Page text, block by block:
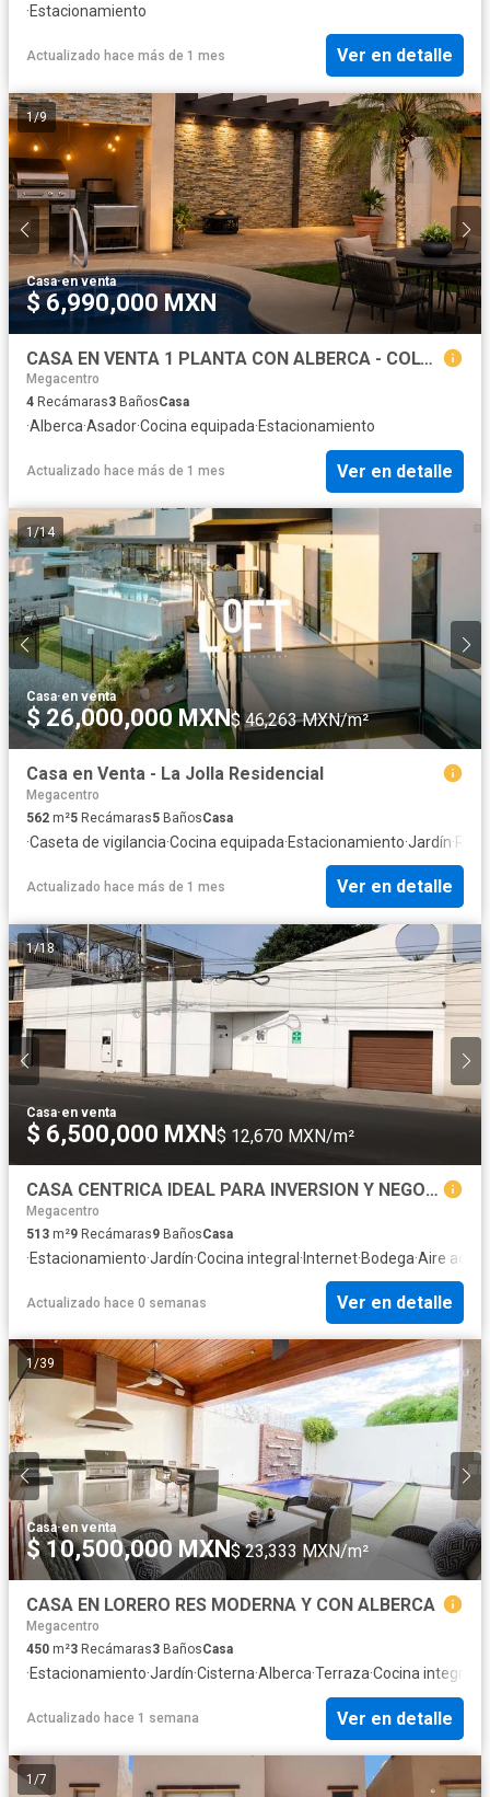
·Estacionamiento
Actualizado hace más de 1 mes Ver en detalle
1/9
Casa·en venta
$ 6,990,000 MXN
CASA EN VENTA 1 PLANTA CON ALBERCA - COLONIA MODELO.
Megacentro
4 Recámaras3 BañosCasa
·Alberca·Asador·Cocina equipada·Estacionamiento
Actualizado hace más de 1 mes Ver en detalle
1/14
Casa·en venta
$ 26,000,000 MXN$ 46,263 MXN/m²
Casa en Venta - La Jolla Residencial
Megacentro
562 m²5 Recámaras5 BañosCasa
·Caseta de vigilancia·Cocina equipada·Estacionamiento·Jardín·
Actualizado hace más de 1 mes Ver en detalle
1/18
Casa·en venta
$ 6,500,000 MXN$ 12,670 MXN/m²
CASA CENTRICA IDEAL PARA INVERSION Y NEGOCIO. COLONIA CENTRO
Megacentro
513 m²9 Recámaras9 BañosCasa
·Estacionamiento·Jardín·Cocina integral · Internet·Bodega·Aire
Actualizado hace 0 semanas Ver en detalle
1/39
Casa·en venta
$ 10,500,000 MXN$ 23,333 MXN/m²
CASA EN LORERO RES MODERNA Y CON ALBERCA
Megacentro
450 m²3 Recámaras3 BañosCasa
·Estacionamiento·Jardín·Cisterna·Alberca·Terraza·Cocina integral
Actualizado hace 1 semana Ver en detalle
1 /7